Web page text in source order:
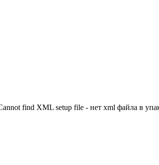
find XML setup file - нет xml файла в